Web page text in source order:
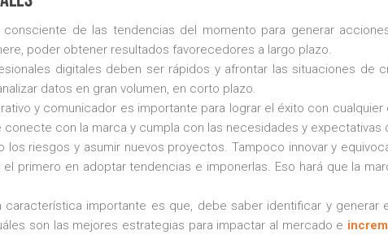
consciente de las tendencias del momento para generar
poder obtener resultados favorecedores a largo plazo.
digitales deben ser rápidos y afrontar las situaciones de
datos en gran volumen, en corto plazo.
y comunicador es importante para lograr el éxito con
conecte con la marca y cumpla con las necesidades y expectativas
los riesgos y asumir nuevos proyectos. Tampoco innovar y
primero en adoptar tendencias e imponerlas. Eso hará que la
característica importante es que, debe saber identificar y generar
son las mejores estrategias para impactar al mercado e